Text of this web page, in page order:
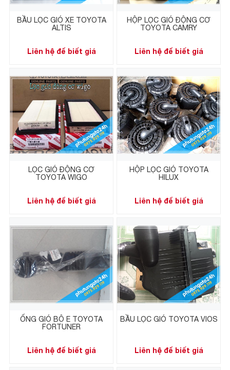
BẦU LỌC GIÓ XE TOYOTA
ALTIS
Liên hệ để biết giá
HỘP LỌC GIÓ ĐỘNG CƠ
TOYOTA CAMRY
Liên hệ để biết giá
LỌC GIÓ ĐỘNG CƠ
TOYOTA WIGO
Liên hệ để biết giá
HỘP LỌC GIÓ TOYOTA
HILUX
Liên hệ để biết giá
ỐNG GIÓ BÔ E TOYOTA
FORTUNER
Liên hệ để biết giá
BẦU LỌC GIÓ TOYOTA VIOS
Liên hệ để biết giá